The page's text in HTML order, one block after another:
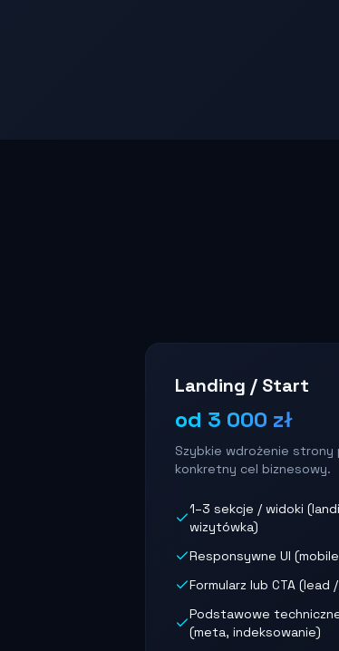
Landing / Start
od 3 000 zł
Szybkie wdrożenie strony
konkretny cel biznesowy.
1–3 sekcje / widoki
wizytówka)
Responsywne UI
Formularz lub CTA (lead
Podstawowe
(meta, indeksowanie)